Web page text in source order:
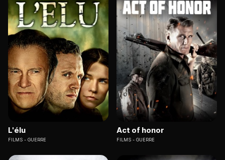
L'élu
FILMS GUERRE
Act of honor
FILMS GUERRE